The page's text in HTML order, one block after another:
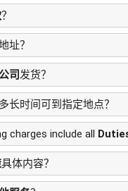
？
址？
司 发货？
长时间可到指定地点？
charges include all
具体内容？